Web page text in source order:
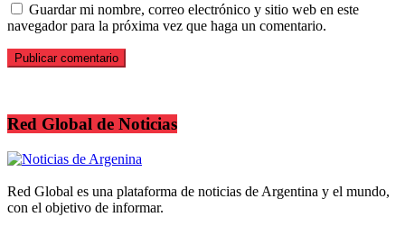
Guardar mi nombre, correo electrónico y sitio web en este
navegador para la próxima vez que haga un comentario.
Red Global de Noticias
Red Global es una plataforma de noticias de Argentina y el mundo,
con el objetivo de informar.